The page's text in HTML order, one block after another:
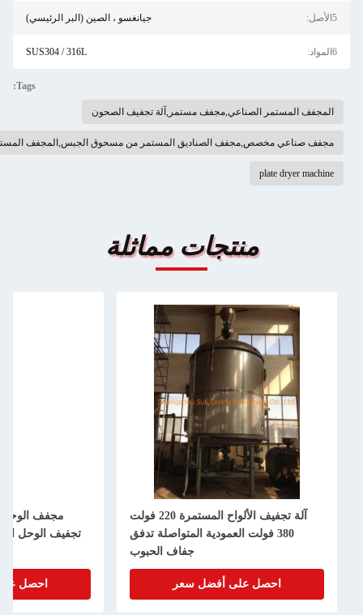
جيانغسو ، الصين (البر الرئيسي)
SUS304 / 316L
المستمر الصناعي,مجفف مستمر,آلة تجفيف الصحون
مخصص,مجفف الصناديق المستمر من مسحوق الجبس,المجفف المستمر الصناعي
plate dryer
منتجات مماثلة
آلة تجفيف الألواح المستمرة 220 فولت
380 فولت العمودية المتواصلة تدفق
جفاف الحبوب
احصل على أفضل سعر
مجفف الوحل الدواري
تجفيف الوحل الرأسي في
احصل على أفضل